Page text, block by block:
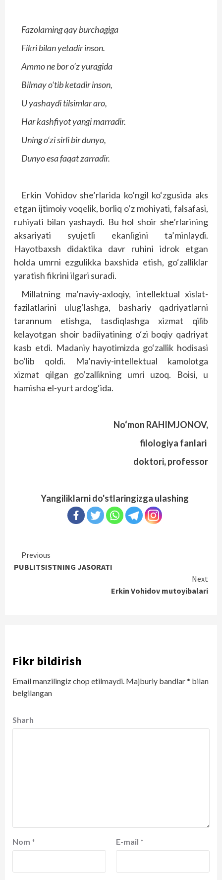
Fazolarning qay burchagiga
Fikri bilan yetadir inson.
Ammo ne bor o‘z yuragida
Bilmay o‘tib ketadir inson,
U yashaydi tilsimlar aro,
Har kashfiyot yangi marradir.
Uning o‘zi sirli bir dunyo,
Dunyo esa faqat zarradir.
Erkin Vohidov she’rlarida ko‘ngil ko‘zgusida aks
etgan ijtimoiy voqelik, borliq o‘z mohiyati, falsafasi,
ruhiyati bilan yashaydi. Bu hol shoir she’rlarining
aksariyati syujetli ekanligini ta’minlaydi.
Hayotbaxsh didaktika davr ruhini idrok etgan
holda umrni ezgulikka baxshida etish, go‘zalliklar
yaratish fikrini ilgari suradi.
Millatning ma’naviy-axloqiy, intellektual xislat-
fazilatlarini ulug‘lashga, bashariy qadriyatlarni
tarannum etishga, tasdiqlashga xizmat qilib
kelayotgan shoir badiiyatining o‘zi boqiy qadriyat
kasb etdi. Madaniy hayotimizda go‘zallik hodisasi
bo‘lib qoldi. Ma’naviy-intellektual kamolotga
xizmat qilgan go‘zallikning umri uzoq. Boisi, u
hamisha el-yurt ardog‘ida.
No‘mon RAHIMJONOV,
filologiya fanlari
doktori, professor
Yangiliklarni do'stlaringizga ulashing
Continue
Reading
Previous
PUBLITSISTNING JASORATI
Next
Erkin Vohidov mutoyibalari
Fikr bildirish
Email manzilingiz chop etilmaydi. Majburiy bandlar* bilan
belgilangan
Sharh
Nom * E-mail *